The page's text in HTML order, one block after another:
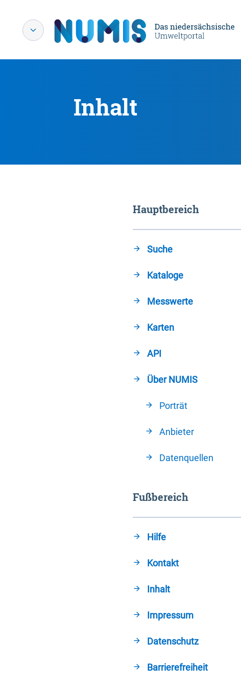
Inhalt
Hauptbereich
Suche
Kataloge
Messwerte
Karten
API
Über NUMIS
Porträt
Anbieter
Datenquellen
Fußbereich
Hilfe
Kontakt
Inhalt
Impressum
Datenschutz
Barrierefreiheit